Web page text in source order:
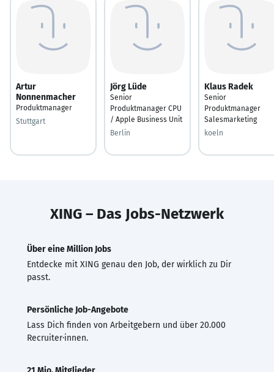
Artur
Nonnenmacher
Produktmanager
Stuttgart
Jörg Lüde
Senior
Produktmanager CPU
/ Apple Business Unit
Berlin
Klaus Radek
Senior
Produktmanager
Salesmarketing
koeln
XING – Das Jobs-Netzwerk
Über eine Million Jobs
Entdecke mit XING genau den Job, der wirklich zu Dir
passt.
Persönliche Job-Angebote
Lass Dich finden von Arbeitgebern und über 20.000
Recruiter·innen.